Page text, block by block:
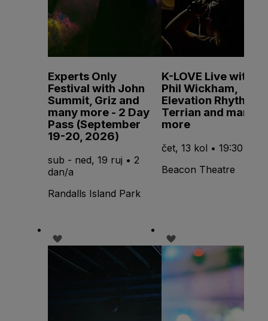
Experts Only
Festival with John
Summit, Griz and
many more - 2 Day
Pass (September
19-20, 2026)
sub - ned, 19 ruj • 2
dan/a
Randalls Island Park
K-LOVE Live with
Phil Wickham,
Elevation Rhythm,
Terrian and many
more
čet, 13 kol • 19:30
Beacon Theatre